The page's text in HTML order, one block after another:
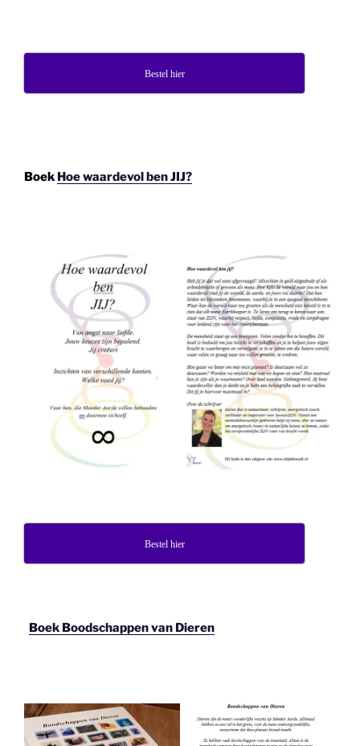
Bestel hier
Boek Hoe waardevol ben JIJ?
Bestel hier
Boek Boodschappen van Dieren